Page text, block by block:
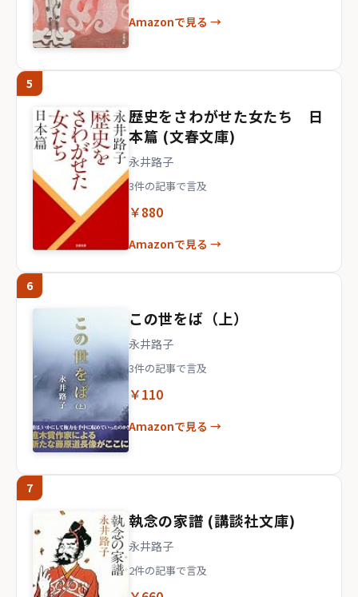
Amazonで見る →
5
歴史をさわがせた女たち 日
本篇 (文春文庫)
永井路子
3件の記事で言及
￥880
Amazonで見る →
6
この世をば（上）
永井路子
3件の記事で言及
￥110
Amazonで見る →
7
執念の家譜 (講談社文庫)
永井路子
2件の記事で言及